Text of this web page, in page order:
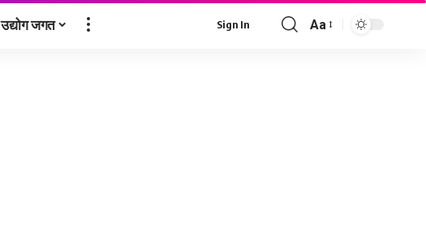
उद्योग जगत Sign In
Font
Aa